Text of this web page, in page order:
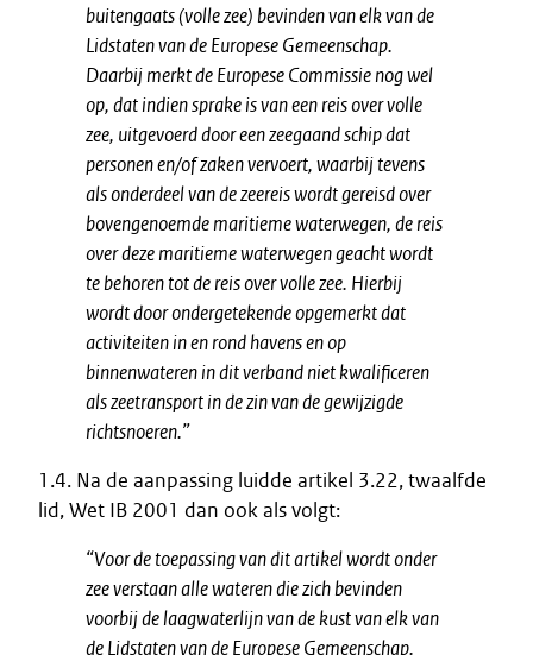
buitengaats (volle zee) bevinden van elk van de
Lidstaten van de Europese Gemeenschap.
Daarbij merkt de Europese Commissie nog wel
op, dat indien sprake is van een reis over volle
zee, uitgevoerd door een zeegaand schip dat
personen en/of zaken vervoert, waarbij tevens
als onderdeel van de zeereis wordt gereisd over
bovengenoemde maritieme waterwegen, de reis
over deze maritieme waterwegen geacht wordt
te behoren tot de reis over volle zee. Hierbij
wordt door ondergetekende opgemerkt dat
activiteiten in en rond havens en op
binnenwateren in dit verband niet kwalificeren
als zeetransport in de zin van de gewijzigde
richtsnoeren.”
1.4. Na de aanpassing luidde artikel 3.22, twaalfde
lid, Wet IB 2001 dan ook als volgt:
“Voor de toepassing van dit artikel wordt onder
zee verstaan alle wateren die zich bevinden
voorbij de laagwaterlijn van de kust van elk van
de Lidstaten van de Europese Gemeenschap.